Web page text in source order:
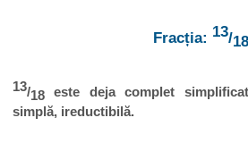
Fracția: 13/18
13/18este deja complet
simplă, ireductibilă.